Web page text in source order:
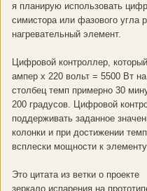
я планирую использовать
симистора или фазового угла
нагревательный элемент.
Цифровой контроллер,
ампер х 220 вольт = 5500 Вт
столбец темп примерно 30
200 градусов. Цифровой
поддерживать заданное
колонки и при достижении
всплески мощности к
Это цитата из ветки о проекте
зеркало испарения на